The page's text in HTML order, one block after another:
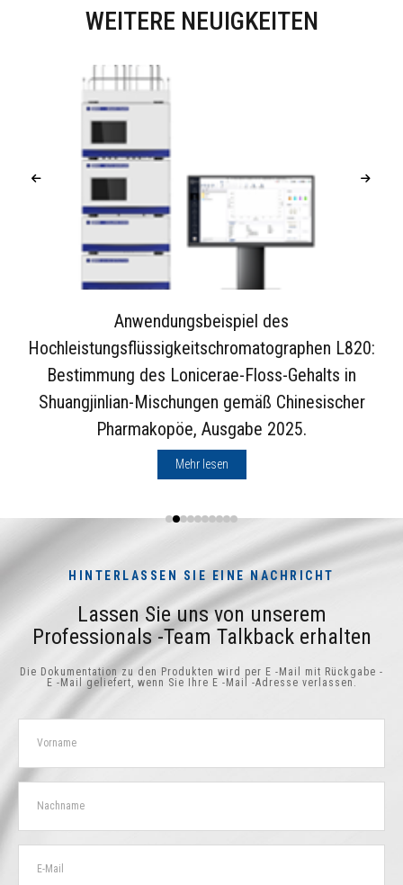
WEITERE NEUIGKEITEN
Anwendungsbeispiel des
Hochleistungsflüssigkeitschromatographen L820:
Bestimmung des Lonicerae-Floss-Gehalts in
Shuangjinlian-Mischungen gemäß Chinesischer
Pharmakopöe, Ausgabe 2025.
Mehr lesen
HINTERLASSEN SIE EINE NACHRICHT
Lassen Sie uns von unserem
Professionals -Team Talkback erhalten
Die Dokumentation zu den Produkten wird per E -Mail mit Rückgabe -
E -Mail geliefert, wenn Sie Ihre E -Mail -Adresse verlassen.